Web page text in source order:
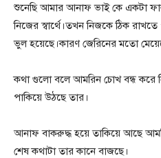
শুনেছি আমার আনাফ ভাই কে একটা
নিজের স্বার্থে।তখন নিজকে ঠিক
ভুল হয়েছে।কারণ জেরিনের মতো
কথা গুলো বলে আমরিন চোখ বন্ধ করে
পাকিয়ে উঠছে তার।
আনাফ বাকরুদ্ধ হয়ে তাকিয়ে আছে
শেষ কথাটা তার কানে বাজছে।